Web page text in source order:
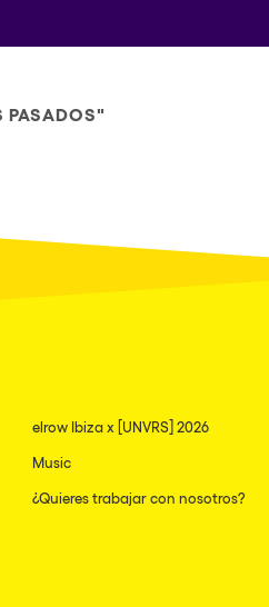
PASADOS"
elrow Ibiza x [UNVRS] 2026
Music
¿Quieres trabajar con nosotros?